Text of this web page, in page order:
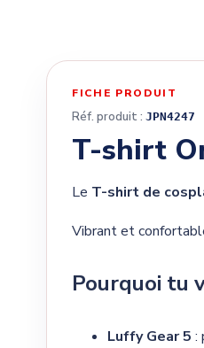
FICHE PRODUIT
Réf. produit : JPN4247
T-shirt
Le T-shirt de
Vibrant et
Pourquoi tu
Luffy Gear 5 :